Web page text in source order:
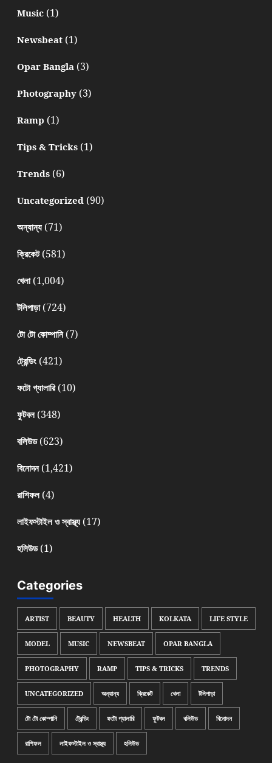
Music(1)
Newsbeat(1)
Opar Bangla(3)
Photography(3)
Ramp (1)
Tips & Tricks(1)
Trends(6)
Uncategorized(90)
অন্যান্য(71)
ক্রিকেট(581)
খেলা(1,004)
টলিপাড়া(724)
টো টো কোম্পানি(7)
ট্রেন্ডিং(421)
ফটো গ্যালারি(10)
ফুটবল(348)
বলিউড(623)
বিনোদন(1,421)
রাশিফল(4)
লাইফস্টাইল ও স্বাস্থ্য(17)
হলিউড(1)
Categories
ARTIST BEAUTY HEALTH KOLKATA LIFE STYLE
MODEL MUSIC NEWSBEAT OPAR BANGLA
PHOTOGRAPHY RAMP TIPS & TRICKS TRENDS
UNCATEGORIZED অন্যান্য ক্রিকেট খেলা টলিপাড়া
টো টো কোম্পানি ট্রেন্ডিং ফটো গ্যালারি ফুটবল বলিউড বিনোদন
রাশিফল লাইফস্টাইল ও স্বাস্থ্য হলিউড